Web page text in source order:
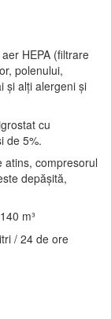
HEPA (filtrare
polenului,
și alți alergeni și
cu
de 5%.
atins, compresorul
depășită,
m³
/ 24 de ore